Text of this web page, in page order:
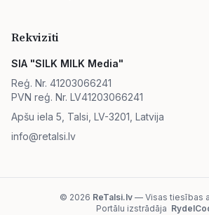
Rekvizīti
SIA "SILK MILK Media"
Reģ. Nr. 41203066241
PVN reģ. Nr. LV41203066241
Apšu iela 5, Talsi, LV-3201, Latvija
info@retalsi.lv
© 2026 ReTalsi.lv— Visas tiesības
Portālu izstrādāja